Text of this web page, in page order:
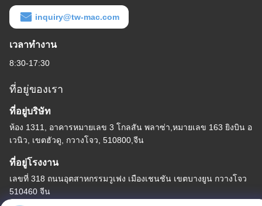
inquiry@tw-mac.com
เวลาทำงาน
8:30-17:30
ที่อยู่ของเรา
ที่อยู่บริษัท
ห้อง 1311, อาคารหมายเลข 3 โกลสัน พลาซ่า,หมายเลข 163 ยิงบิน อ
เวนิว, เขตฮัวดู, กวางโจว, 510800,จีน
ที่อยู่โรงงาน
เลขที่ 318 ถนนอุตสาหกรรมวูเฟง เมืองเชนชัน เขตบางยูน กวางโจว
510460 จีน